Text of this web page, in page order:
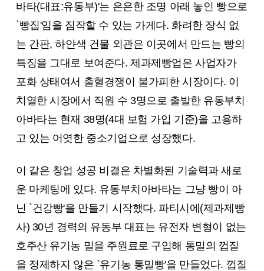
바타(대표:유동부)'는 은은한 조명 아래 놓인 빵으로
`빵집'임을 짐작할 수 있는 가게다. 화려한 장식 없
는 간판, 하얀색 건물 외관은 이곳에서 만드는 빵의
특징을 그대로 보여준다. 제과제빵업은 사업자가
포화 상태여서 출혈경쟁이 불가피한 시장이다. 이
치열한 시장에서 직원 수 3명으로 출발한 유동부치
아바타는 현재 38명(4대 보험 가입 기준)을 고용하
고 있는 어엿한 중소기업으로 성장했다.
이 같은 창업 성공 비결은 차별화된 기술력과 새로
운 마케팅에 있다. 유동부치아바타는 그냥 빵이 아
닌 `건강빵'을 만들기 시작했다. 파티시에(제과제빵
사) 30년 경력의 유동부 대표는 유전자 변형이 없는
호주산 유기농 밀을 주원료로 구입해 통밀의 껍질
을 정제하지 않은 `유기농 통밀빵'을 만들었다. 껍질